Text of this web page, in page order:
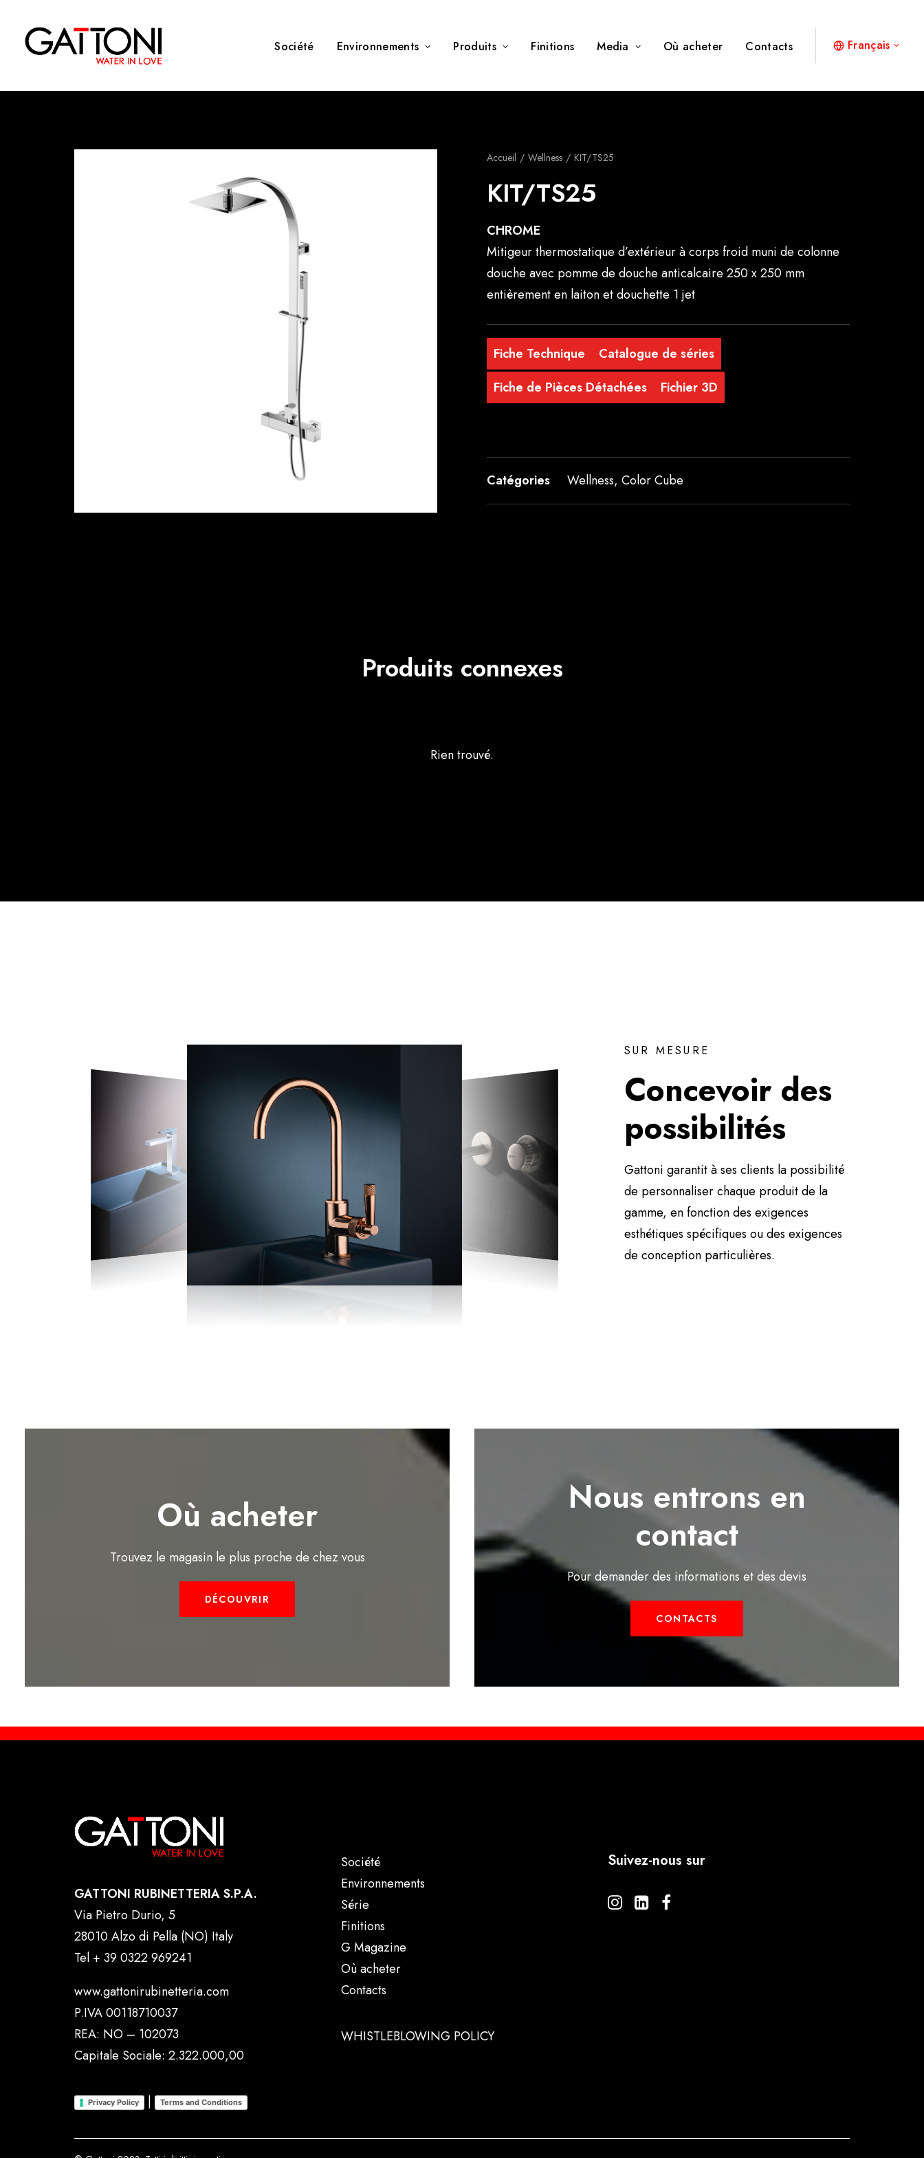
Société Environnements Produits Finitions Media Où acheter Contacts Français
Accueil Wellness KIT/TS25
KIT/TS25
CHROME
Mitigeur thermostatique d’extérieur à corps froid muni de colonne
douche avec pomme de douche anticalcaire 250 x 250 mm
entièrement en laiton et douchette 1 jet
Fiche Technique
Catalogue de séries
Fiche de Pièces Détachées
Fichier 3D
Catégories Wellness, Color Cube
Produits connexes
Rien trouvé.
SUR MESURE
Concevoir des
possibilités
Gattoni garantit à ses clients la possibilité
de personnaliser chaque produit de la
gamme, en fonction des exigences
esthétiques spécifiques ou des exigences
de conception particulières.
Où acheter
Trouvez le magasin le plus proche de chez vous
DÉCOUVRIR
Nous entrons en
contact
Pour demander des informations et des devis
CONTACTS
GATTONI RUBINETTERIA S.P.A.
Via Pietro Durio, 5
28010 Alzo di Pella (NO) Italy
Tel + 39 0322 969241
www.gattonirubinetteria.com
P.IVA 00118710037
REA: NO – 102073
Capitale Sociale: 2.322.000,00
Privacy Policy | Terms and Conditions
Société
Environnements
Série
Finitions
G Magazine
Où acheter
Contacts
WHISTLEBLOWING POLICY
Suivez-nous sur